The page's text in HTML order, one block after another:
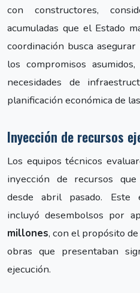
con constructores,
acumuladas que el Estado
coordinación busca
los compromisos
necesidades de
planificación económica de
Inyección de recursos
Los equipos técnicos
inyección de recursos
desde abril pasado. Este
incluyó desembolsos por
millones, con el propósito
obras que presentaban
ejecución.